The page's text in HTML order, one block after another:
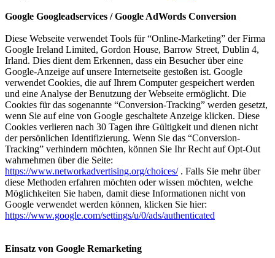
Google Googleadservices / Google AdWords Conversion
Diese Webseite verwendet Tools für “Online-Marketing” der Firma
Google Ireland Limited, Gordon House, Barrow Street, Dublin 4,
Irland. Dies dient dem Erkennen, dass ein Besucher über eine
Google-Anzeige auf unsere Internetseite gestoßen ist. Google
verwendet Cookies, die auf Ihrem Computer gespeichert werden
und eine Analyse der Benutzung der Webseite ermöglicht. Die
Cookies für das sogenannte “Conversion-Tracking” werden gesetzt,
wenn Sie auf eine von Google geschaltete Anzeige klicken. Diese
Cookies verlieren nach 30 Tagen ihre Gültigkeit und dienen nicht
der persönlichen Identifizierung. Wenn Sie das “Conversion-
Tracking” verhindern möchten, können Sie Ihr Recht auf Opt-Out
wahrnehmen über die Seite:
https://www.networkadvertising.org/choices/. Falls Sie mehr über
diese Methoden erfahren möchten oder wissen möchten, welche
Möglichkeiten Sie haben, damit diese Informationen nicht von
Google verwendet werden können, klicken Sie hier:
https://www.google.com/settings/u/0/ads/authenticated
Einsatz von Google Remarketing